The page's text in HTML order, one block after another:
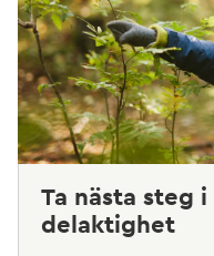
Ta nästa steg
delaktighet